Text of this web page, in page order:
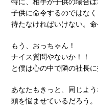
子供に命令するのではな
待たなければいけない。命
もう、おっちゃん！
ナイス質問やないか！！
と僕は心の中で隣の社長
あなたもきっと、同じよ
頭を悩ませているだろう。